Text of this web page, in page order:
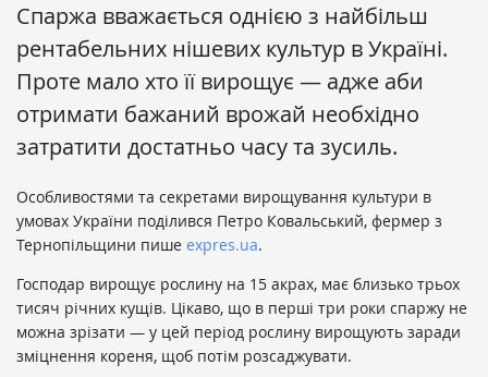
Спаржа вважається однією з найбільш
рентабельних нішевих культур в Україні.
Проте мало хто її вирощує — адже аби
отримати бажаний врожай необхідно
затратити достатньо часу та зусиль.
Особливостями та секретами вирощування культури в
умовах України поділився Петро Ковальський, фермер з
Тернопільщини пише expres.ua.
Господар вирощує рослину на 15 акрах, має близько трьох
тисяч річних кущів. Цікаво, що в перші три роки спаржу не
можна зрізати — у цей період рослину вирощують заради
зміцнення кореня, щоб потім розсаджувати.